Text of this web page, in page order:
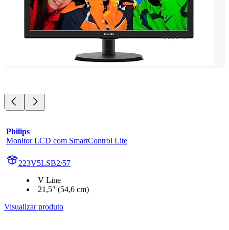
Philips
Monitor LCD com SmartControl Lite
223V5LSB2/57
V Line
21,5" (54,6 cm)
Visualizar produto